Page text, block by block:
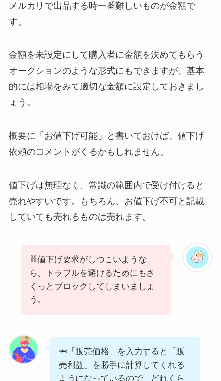
メルカリで出品する時一番難しいものが金額で
す。
金額を未設定にして購入者に金額を決めてもらう
オークションのような形式にもできますが、基本
的には相場をみて適切な金額に設定しておきまし
ょう。
概要に「お値下げ可能」と書いておけば、値下げ
依頼のコメントがくるかもしれません。
値下げは無理なく、常識の範囲内で受け付けると
売れやすいです。もちろん、お値下げ不可と記載
していても売れるものは売れます。
🐰値下げ要求がしつこいような
ら、トラブルを避けるためにもさ
くっとブロックしてしまいましょ
う。
🦈「販売価格」を入力すると「販
売利益」を勝手に計算してくれる
ようになっているので、どれくら